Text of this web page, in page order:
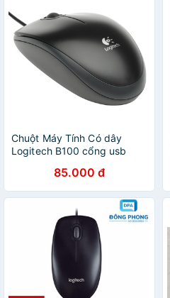
Chuột Máy Tính Có dây
Logitech B100 cổng usb
85.000 đ